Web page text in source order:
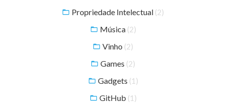
Propriedade Intelectual (2)
Música (2)
Vinho (2)
Games (2)
Gadgets (1)
GitHub (1)